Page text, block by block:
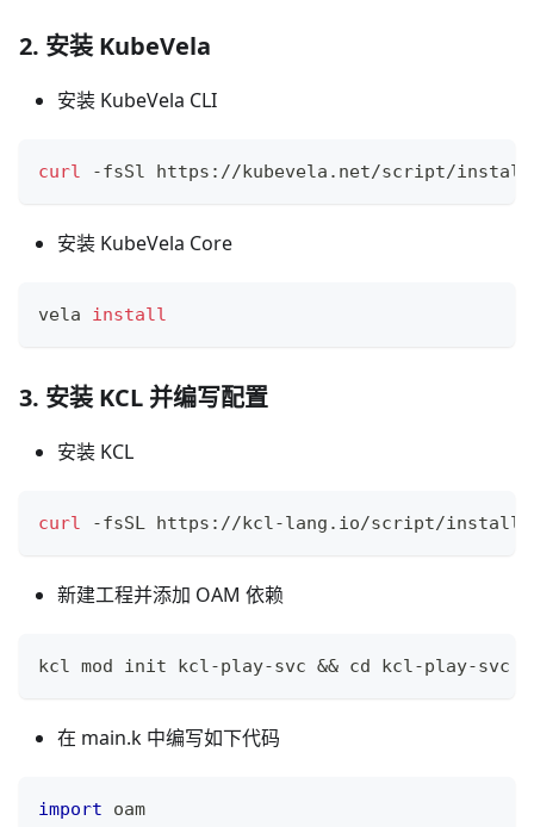
2. 安装 KubeVela
安装 KubeVela CLI
curl -fsSl https://kubevela.net/script/
安装 KubeVela Core
vela install
3. 安装 KCL 并编写配置
安装 KCL
curl -fsSL https://kcl-lang.io/script/
新建工程并添加 OAM 依赖
kcl mod init kcl-play-svc && cd kcl-play-svc
在 main.k 中编写如下代码
import oam